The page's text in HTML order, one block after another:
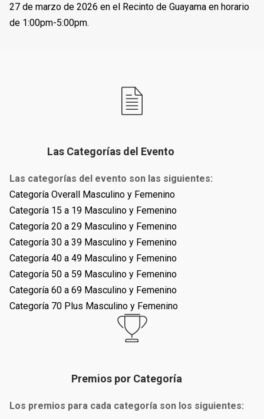
27 de marzo de 2026 en el Recinto de Guayama en horario
de 1:00pm-5:00pm.
Las Categorías del Evento
Las categorías del evento son las siguientes:
Categoría Overall Masculino y Femenino
Categoría 15 a 19 Masculino y Femenino
Categoría 20 a 29 Masculino y Femenino
Categoría 30 a 39 Masculino y Femenino
Categoría 40 a 49 Masculino y Femenino
Categoría 50 a 59 Masculino y Femenino
Categoría 60 a 69 Masculino y Femenino
Categoría 70 Plus Masculino y Femenino
Premios por Categoría
Los premios para cada categoría son los siguientes: